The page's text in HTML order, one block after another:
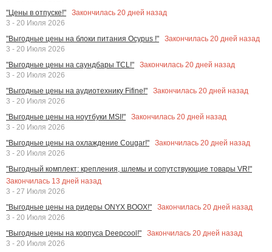
"Цены в отпуске!"
Закончилась 20 дней назад
3 - 20 Июля 2026
"Выгодные цены на блоки питания Ocypus !"
Закончилась 20 дней назад
3 - 20 Июля 2026
"Выгодные цены на саундбары TCL!"
Закончилась 20 дней назад
3 - 20 Июля 2026
"Выгодные цены на аудиотехнику Fifine!"
Закончилась 20 дней назад
3 - 20 Июля 2026
"Выгодные цены на ноутбуки MSI!"
Закончилась 20 дней назад
3 - 20 Июля 2026
"Выгодные цены на охлаждение Cougar!"
Закончилась 20 дней назад
3 - 20 Июля 2026
"Выгодный комплект: крепления, шлемы и сопутствующие товары VR!"
Закончилась 13 дней назад
3 - 27 Июля 2026
"Выгодные цены на ридеры ONYX BOOX!"
Закончилась 20 дней назад
3 - 20 Июля 2026
"Выгодные цены на корпуса Deepcool!"
Закончилась 20 дней назад
3 - 20 Июля 2026